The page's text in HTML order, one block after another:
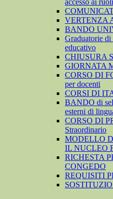
accesso ai
VERTENZA
BANDO
Graduatorie di
educativo
CHIUSURA
GIORNATA
CORSO DI
per docenti
CORSI DI
BANDO di
esterni di
CORSO DI
Straordinario
MODELLO
IL NUCLEO
RICHESTA
CONGEDO
REQUISITI